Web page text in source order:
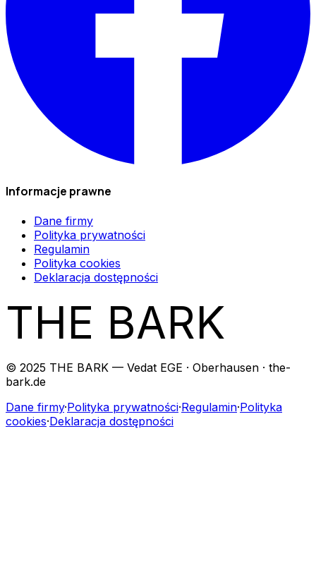
Informacje prawne
Dane firmy
Polityka prywatności
Regulamin
Polityka cookies
Deklaracja dostępności
THE BARK
© 2025 THE BARK — Vedat EGE · Oberhausen · the-
bark.de
Dane firmy·Polityka prywatności·Regulamin·Polityka
cookies·Deklaracja dostępności